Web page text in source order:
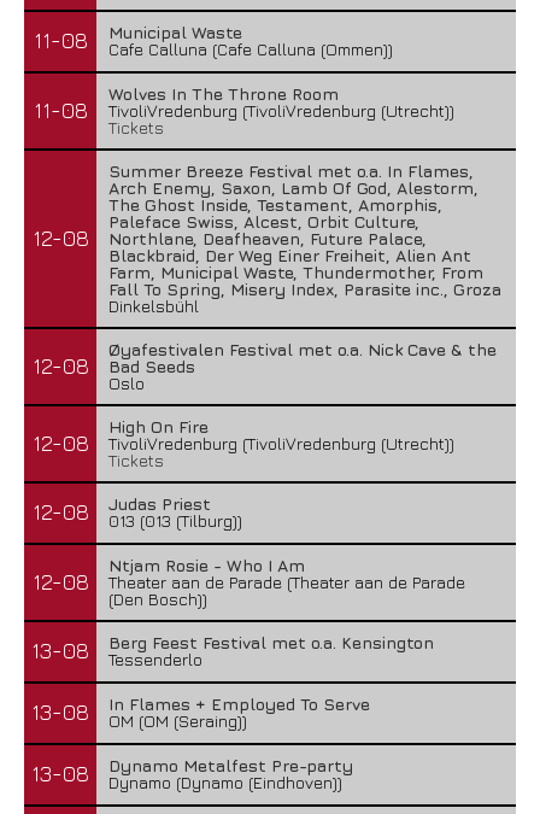
11-08
Municipal Waste
Cafe Calluna (Cafe Calluna (Ommen))
11-08
Wolves In The Throne Room
TivoliVredenburg (TivoliVredenburg (Utrecht))
Tickets
12-08
Summer Breeze Festival met o.a. In Flames,
Arch Enemy, Saxon, Lamb Of God, Alestorm,
The Ghost Inside, Testament, Amorphis,
Paleface Swiss, Alcest, Orbit Culture,
Northlane, Deafheaven, Future Palace,
Blackbraid, Der Weg Einer Freiheit, Alien Ant
Farm, Municipal Waste, Thundermother, From
Fall To Spring, Misery Index, Parasite inc., Groza
Dinkelsbühl
12-08
Øyafestivalen Festival met o.a. Nick Cave & the
Bad Seeds
Oslo
12-08
High On Fire
TivoliVredenburg (TivoliVredenburg (Utrecht))
Tickets
12-08
Judas Priest
013 (013 (Tilburg))
12-08
Ntjam Rosie - Who I Am
Theater aan de Parade (Theater aan de Parade
(Den Bosch))
13-08
Berg Feest Festival met o.a. Kensington
Tessenderlo
13-08
In Flames + Employed To Serve
OM (OM (Seraing))
13-08
Dynamo Metalfest Pre-party
Dynamo (Dynamo (Eindhoven))